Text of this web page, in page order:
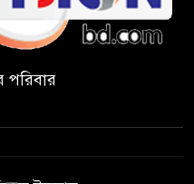
কৃতিসন্তান শামীম
বাংলাদেশ ব্যাংকে
পদে পদোন্নতি
পরিবার